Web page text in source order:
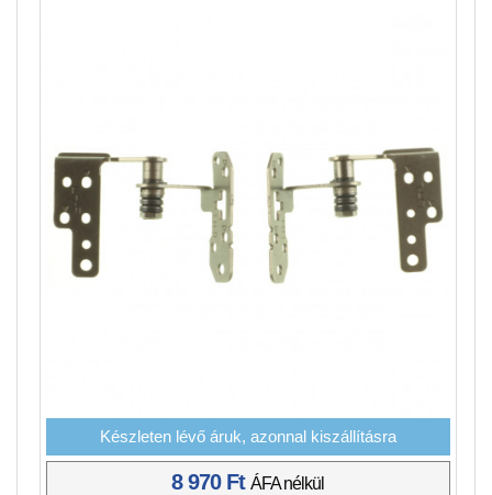
Készleten lévő áruk, azonnal kiszállításra
8 970 FtÁFA nélkül